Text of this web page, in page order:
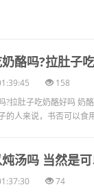
酪吗?拉肚子
158
?拉肚子吃奶酪好吗 奶
的人来说，书否可以食
汤吗 当然是
74